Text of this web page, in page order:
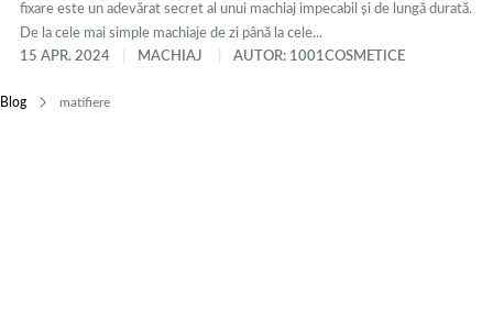
Blog matifiere
fixare este un adevărat secret al unui machiaj impecabil și de lungă durată.
De la cele mai simple machiaje de zi până la cele...
15 APR. 2024
MACHIAJ AUTOR: 1001COSMETICE